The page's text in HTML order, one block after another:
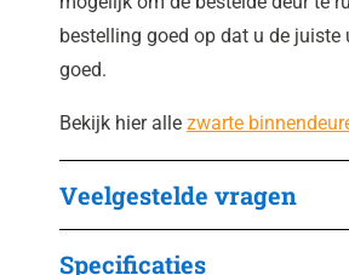
bestelling goed op dat u de
goed.
Bekijk hier alle zwarte
Veelgestelde vragen
Specificaties